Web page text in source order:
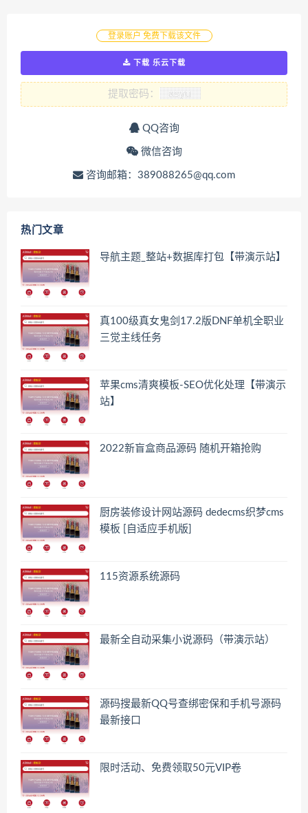
登录账户 免费下载该文件
下载 乐云下载
提取密码：
QQ咨询
微信咨询
咨询邮箱：389088265@qq.com
热门文章
导航主题_整站+数据库打包【带演示站】
真100级真女鬼剑17.2版DNF单机全职业
三觉主线任务
苹果cms清爽模板-SEO优化处理【带演示
站】
2022新盲盒商品源码 随机开箱抢购
厨房装修设计网站源码 dedecms织梦cms
模板 [自适应手机版]
115资源系统源码
最新全自动采集小说源码（带演示站）
源码搜最新QQ号查绑密保和手机号源码
最新接口
限时活动、免费领取50元VIP卷